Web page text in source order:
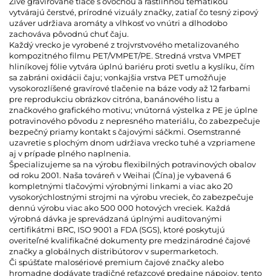
vytvárajú čerstvé, prírodné vizuály značky, zatiaľ čo tesný zipový
uzáver udržiava aromáty a vlhkosť vo vnútri a dlhodobo
zachováva pôvodnú chuť čaju.
Každý vrecko je vyrobené z trojvrstvového metalizovaného
kompozitného filmu PET/VMPET/PE. Stredná vrstva VMPET
hliníkovej fólie vytvára úplnú bariéru proti svetlu a kyslíku, čím
sa zabráni oxidácii čaju; vonkajšia vrstva PET umožňuje
vysokorozlíšené gravírové tlačenie na báze vody až 12 farbami
pre reprodukciu obrázkov citróna, banánového listu a
značkového grafického motivu; vnútorná výstelka z PE je úplne
potravinového pôvodu z nepresného materiálu, čo zabezpečuje
bezpečný priamy kontakt s čajovými sáčkmi. Osemstranné
uzavretie s plochým dnom udržiava vrecko tuhé a vzpriamene
aj v prípade plného naplnenia.
Špecializujeme sa na výrobu flexibilných potravinových obalov
od roku 2001. Naša továreň v Weihai (Čína) je vybavená 6
kompletnými tlačovými výrobnými linkami a viac ako 20
vysokorýchlostnými strojmi na výrobu vreciek, čo zabezpečuje
dennú výrobu viac ako 500 000 hotových vreciek. Každá
výrobná dávka je sprevádzaná úplnými auditovanými
certifikátmi BRC, ISO 9001 a FDA (SGS), ktoré poskytujú
overiteľné kvalifikačné dokumenty pre medzinárodné čajové
značky a globálnych distribútorov v supermarketoch.
Či spúšťate malosériové premium čajové značky alebo
hromadne dodávate tradičné reťazcové predajne nápojov, tento